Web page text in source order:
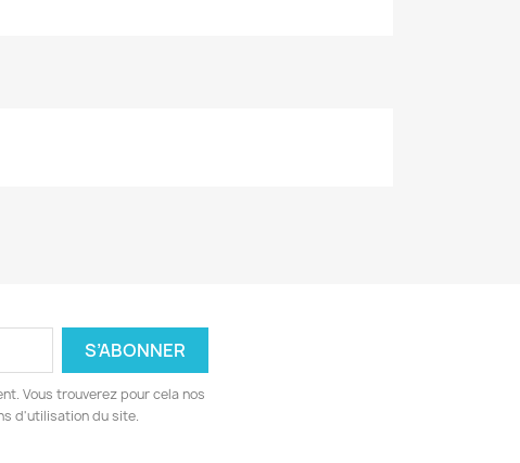
Vous trouverez pour cela nos
d'utilisation du site.